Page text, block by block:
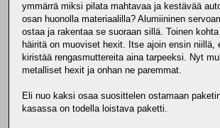
ymmärrä miksi pilata mahtavaa ja kestävää
osan huonolla materiaalilla? Alumiininen
ostaa ja rakentaa se suoraan sillä. Toinen
häiritä on muoviset hexit. Itse ajoin ensin niillä,
kiristää rengasmuttereita aina tarpeeksi. Nyt
metalliset hexit ja onhan ne paremmat.
Eli nuo kaksi osaa suosittelen ostamaan
kasassa on todella loistava paketti.